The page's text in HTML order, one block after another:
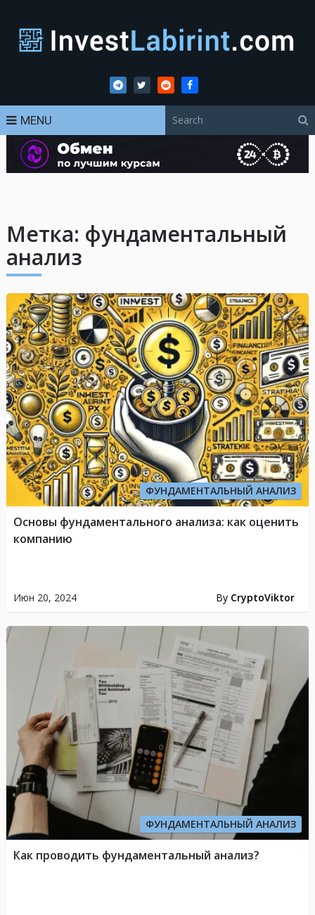
MENU
Метка: фундаментальный
анализ
ФУНДАМЕНТАЛЬНЫЙ АНАЛИЗ
Июн 20, 2024 By CryptoViktor
Основы фундаментального анализа: как оценить
компанию
ФУНДАМЕНТАЛЬНЫЙ АНАЛИЗ
Как проводить фундаментальный анализ?